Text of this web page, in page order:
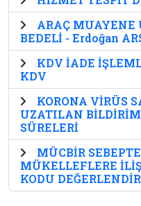
ARAÇ MUAYENE
BEDELİ - Erdoğan
KDV İADE
KDV
KORONA VİRÜS
UZATILAN
SÜRELERİ
MÜCBİR
MÜKELLEFLERE
KODU